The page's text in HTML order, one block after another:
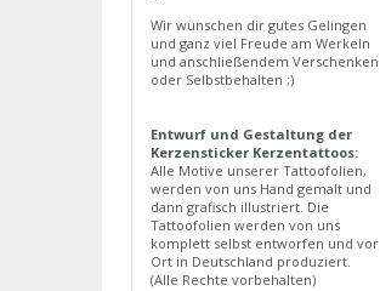
Wir wünschen dir gutes Gelingen
und ganz viel Freude am Werkeln
und anschließendem Verschenken
oder Selbstbehalten ;)
Entwurf und Gestaltung der
Kerzensticker Kerzentattoos:
Alle Motive unserer Tattoofolien,
werden von uns Hand gemalt und
dann grafisch illustriert. Die
Tattoofolien werden von uns
komplett selbst entworfen und vor
Ort in Deutschland produziert.
(Alle Rechte vorbehalten)